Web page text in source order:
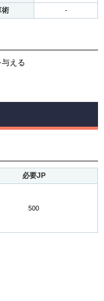
術 -
える
必要JP
500